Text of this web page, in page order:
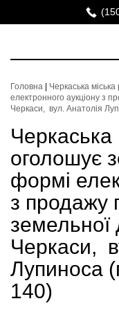
Головна
Черкаська
електронного аукціону з
Черкаси, вул. Анатолія
Черкаська
оголошує
формі
з продажу
земельної
Черкаси,
Лупиноса
140)